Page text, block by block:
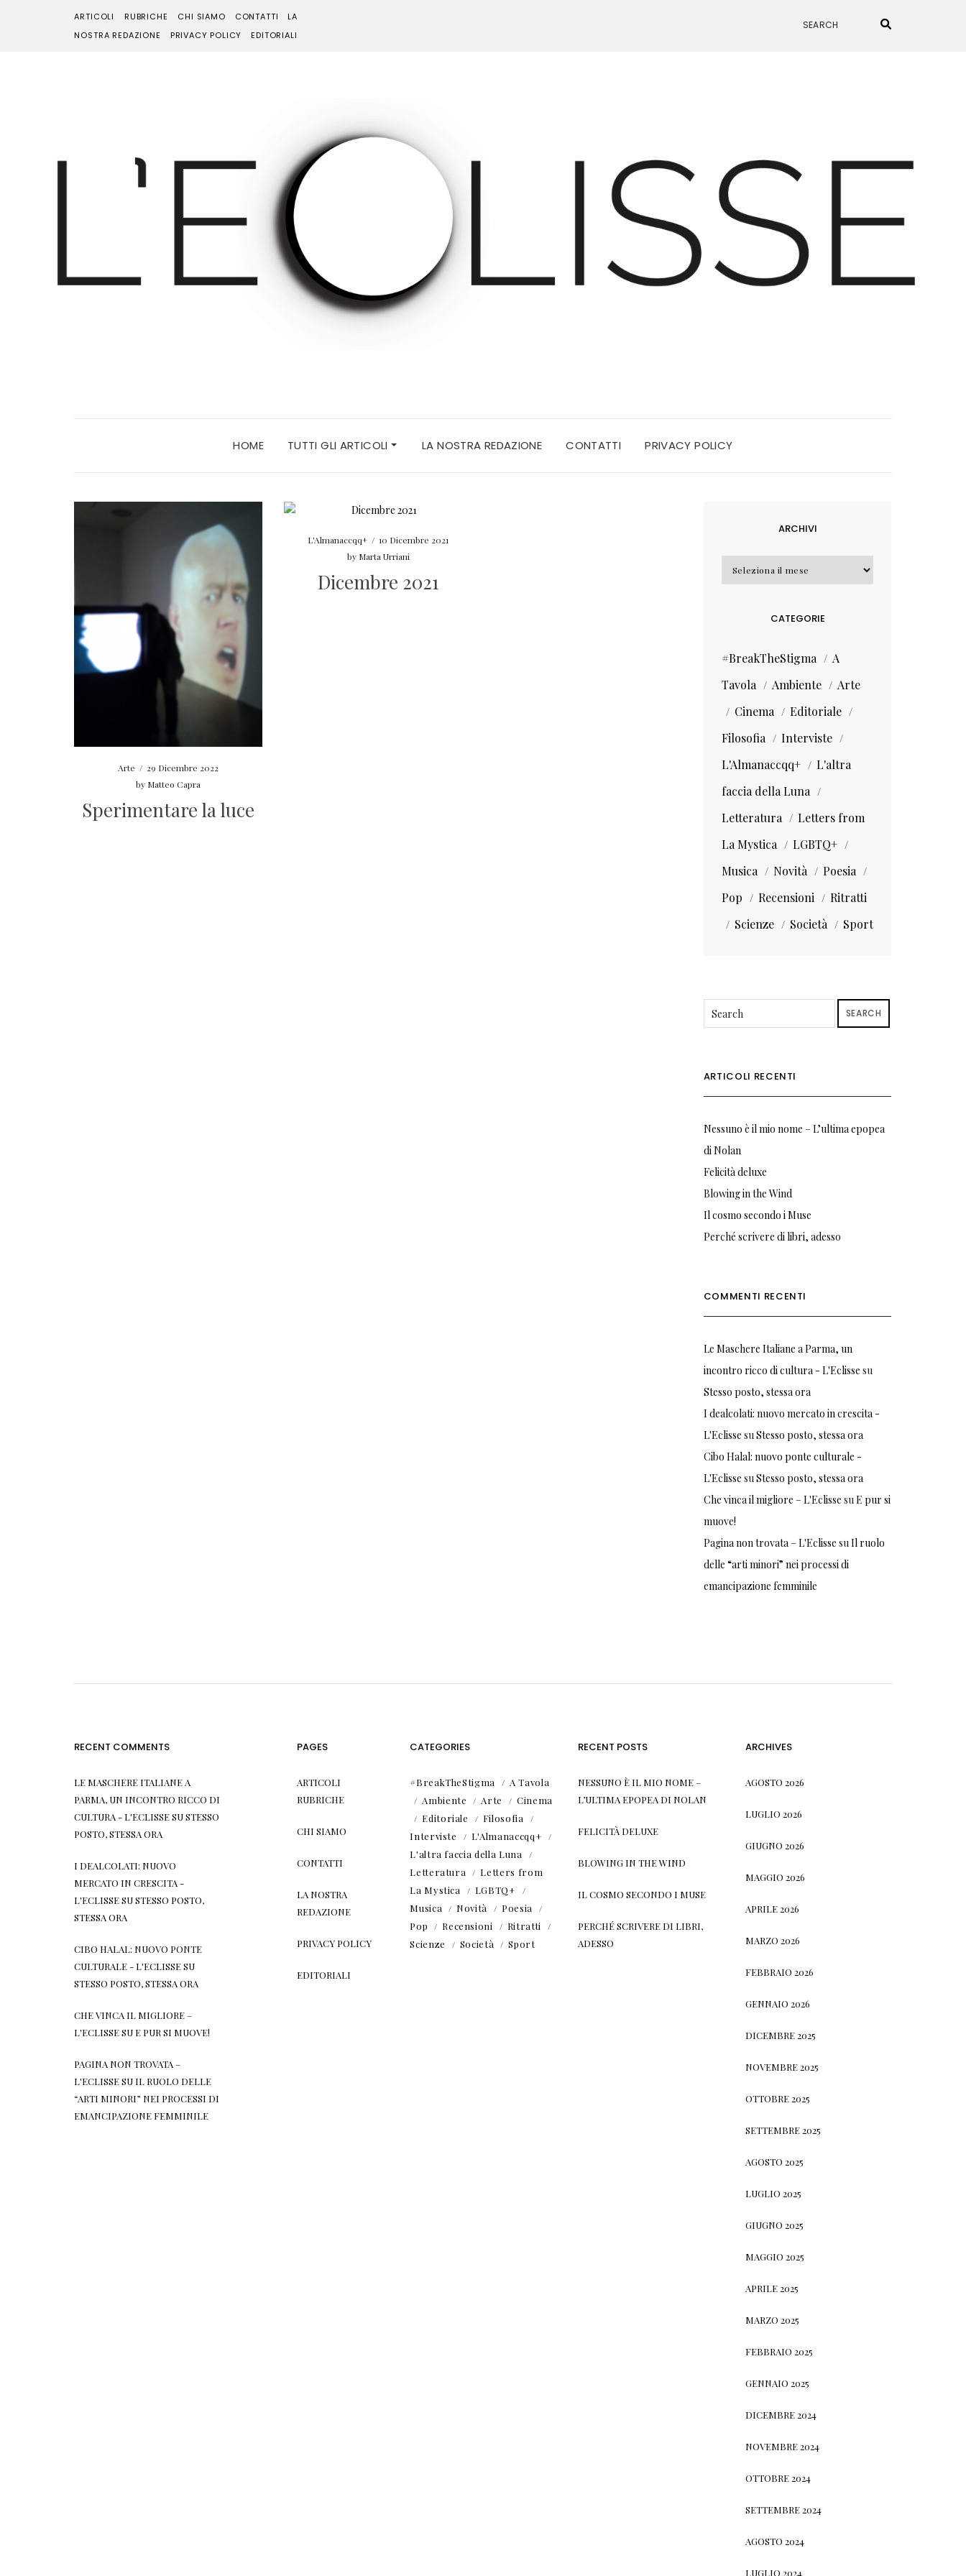
ARTICOLI RUBRICHE CHI SIAMO CONTATTI
LA
NOSTRA REDAZIONE
PRIVACY POLICY EDITORIALI
HOME TUTTI GLI ARTICOLI LA NOSTRA REDAZIONE CONTATTI PRIVACY POLICY
Arte / 29 Dicembre 2022
by Matteo Capra
Sperimentare la luce
L'Almanaccqq+ / 10 Dicembre 2021
by Marta Urriani
Dicembre 2021
ARCHIVI
Archivi
CATEGORIE
#BreakTheStigma
A
Tavola
Ambiente
Arte
Cinema
Editoriale
Filosofia
Interviste
L'Almanaccqq+
L'altra
faccia della Luna
Letteratura
Letters from
La Mystica
LGBTQ+
Musica
Novità
Poesia
Pop
Recensioni
Ritratti
Scienze
Società Sport
SEARCH
ARTICOLI RECENTI
Nessuno è il mio nome – L’ultima epopea
di Nolan
Felicità deluxe
Blowing in the Wind
Il cosmo secondo i Muse
Perché scrivere di libri, adesso
COMMENTI RECENTI
Le Maschere Italiane a Parma, un
incontro ricco di cultura - L'Eclisse su
Stesso posto, stessa ora
I dealcolati: nuovo mercato in crescita -
L'Eclisse suStesso posto, stessa ora
Cibo Halal: nuovo ponte culturale -
L'Eclisse suStesso posto, stessa ora
Che vinca il migliore – L'Eclisse suE pur si
muove!
Pagina non trovata – L'Eclisse suIl ruolo
delle “arti minori” nei processi di
emancipazione femminile
RECENT COMMENTS
LE MASCHERE ITALIANE A
PARMA, UN INCONTRO RICCO DI
CULTURA - L'ECLISSESUSTESSO
POSTO, STESSA ORA
I DEALCOLATI: NUOVO
MERCATO IN CRESCITA -
L'ECLISSESUSTESSO POSTO,
STESSA ORA
CIBO HALAL: NUOVO PONTE
CULTURALE - L'ECLISSESU
STESSO POSTO, STESSA ORA
CHE VINCA IL MIGLIORE –
L'ECLISSESU E PUR SI MUOVE!
PAGINA NON TROVATA –
L'ECLISSESU IL RUOLO DELLE
“ARTI MINORI” NEI PROCESSI DI
EMANCIPAZIONE FEMMINILE
PAGES
ARTICOLI
RUBRICHE
CHI SIAMO
CONTATTI
LA NOSTRA
REDAZIONE
PRIVACY POLICY
EDITORIALI
CATEGORIES
#BreakTheStigma
A Tavola
Ambiente
Arte
Cinema
Editoriale
Filosofia
Interviste
L'Almanaccqq+
L'altra faccia della Luna
Letteratura
Letters from
La Mystica
LGBTQ+
Musica
Novità
Poesia
Pop
Recensioni
Ritratti
Scienze
Società Sport
RECENT POSTS
NESSUNO È IL MIO NOME –
L’ULTIMA EPOPEA DI NOLAN
FELICITÀ DELUXE
BLOWING IN THE WIND
IL COSMO SECONDO I MUSE
PERCHÉ SCRIVERE DI LIBRI,
ADESSO
ARCHIVES
AGOSTO 2026
LUGLIO 2026
GIUGNO 2026
MAGGIO 2026
APRILE 2026
MARZO 2026
FEBBRAIO 2026
GENNAIO 2026
DICEMBRE 2025
NOVEMBRE 2025
OTTOBRE 2025
SETTEMBRE 2025
AGOSTO 2025
LUGLIO 2025
GIUGNO 2025
MAGGIO 2025
APRILE 2025
MARZO 2025
FEBBRAIO 2025
GENNAIO 2025
DICEMBRE 2024
NOVEMBRE 2024
OTTOBRE 2024
SETTEMBRE 2024
AGOSTO 2024
LUGLIO 2024